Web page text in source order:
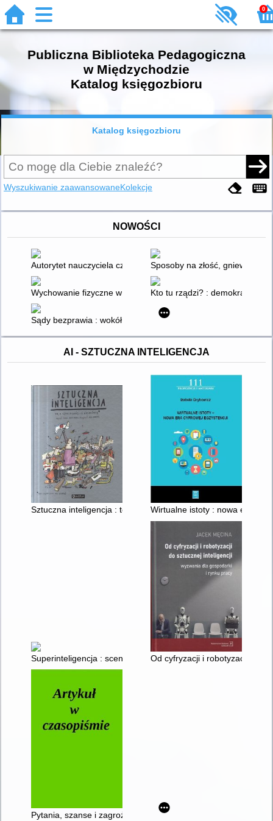
0
Publiczna Biblioteka Pedagogiczna
w Międzychodzie
Katalog księgozbioru
Katalog księgozbioru
Wyszukiwanie zaawansowaneKolekcje
NOWOŚCI
Autorytet nauczyciela czyli Jak być skutecznym i
Sposoby na złość, gniew i
Wychowanie fizyczne w klasach 1-3 szkoły podstawowej
Kto tu rządzi? : demokracja od
Sądy bezprawia : wokół pokazowych procesów politycznych
AI - SZTUCZNA INTELIGENCJA
Sztuczna inteligencja : to, o czym dorośli ci nie mówią, (bo
Wirtualne istoty : nowa era
Superinteligencja : scenariusze, strategie, zagrożenia
Od cyfryzacji i robotyzacji do
Pytania, szanse i zagrożenia związane z wykorzystaniem